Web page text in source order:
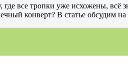
все тропки уже исхожены, всё
конверт? В статье обсудим